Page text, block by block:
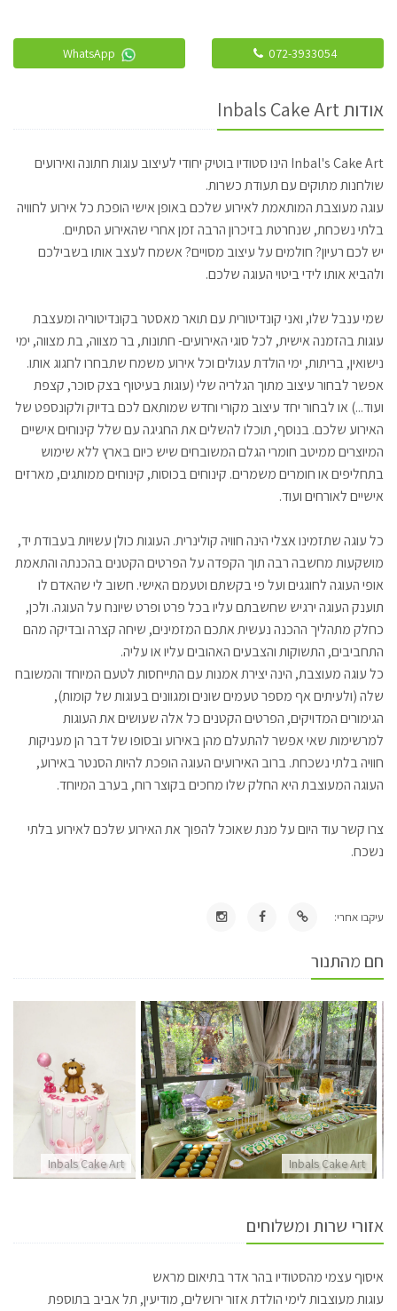
072-3933054
אודות Inbals Cake Art
Inbal's Cake Art הינו סטודיו בוטיק יחודי לעיצוב עוגות חתונה ואירועים
שולחנות מתוקים עם תעודת כשרות.
עוגה מעוצבת המותאמת לאירוע שלכם באופן אישי הופכת כל אירוע לחוויה
בלתי נשכחת, שנחרטת בזיכרון הרבה זמן אחרי שהאירוע הסתיים.
יש לכם רעיון? חולמים על עיצוב מסויים? אשמח לעצב אותו בשבילכם
ולהביא אותו לידי ביטוי העוגה שלכם.
שמי ענבל שלו, ואני קונדיטורית עם תואר מאסטר בקונדיטוריה ומעצבת
עוגות בהזמנה אישית, לכל סוגי האירועים- חתונות, בר מצווה, בת מצווה, ימי
נישואין, בריתות, ימי הולדת עגולים וכל אירוע משמח שתבחרו לחגוג אותו.
אפשר לבחור עיצוב מתוך הגלריה שלי (עוגות בעיטוף בצק סוכר, קצפת
ועוד...) או לבחור יחד עיצוב מקורי וחדש שמותאם לכם בדיוק ולקונספט של
האירוע שלכם. בנוסף, תוכלו להשלים את החגיגה עם שלל קינוחים אישיים
המיוצרים ממיטב חומרי הגלם המשובחים שיש כיום בארץ ללא שימוש
בתחליפים או חומרים משמרים. קינוחים בכוסות, קינוחים ממותגים, מארזים
אישיים לאורחים ועוד.
כל עוגה שתזמינו אצלי הינה חוויה קולינרית. העוגות כולן עשויות בעבודת יד,
מושקעות מחשבה רבה תוך הקפדה על הפרטים הקטנים בהכנתה והתאמת
אופי העוגה לחוגגים ועל פי בקשתם וטעמם האישי. חשוב לי שהאדם לו
תוענק העוגה ירגיש שחשבתם עליו בכל פרט ופרט שיונח על העוגה. ולכן,
כחלק מתהליך ההכנה נעשית אתכם המזמינים, שיחה קצרה ובדיקה מהם
התחביבים, התשוקות והצבעים האהובים עליו או עליה.
כל עוגה מעוצבת, הינה יצירת אמנות עם התייחסות לטעם המיוחד והמשובח
שלה (ולעיתים אף מספר טעמים שונים ומגוונים בעוגות של קומות),
הגימורים המדויקים, הפרטים הקטנים כל אלה שעושים את העוגות
למרשימות שאי אפשר להתעלם מהן באירוע ובסופו של דבר הן מעניקות
חוויה בלתי נשכחת. ברוב האירועים העוגה הופכת להיות הסנטר באירוע,
העוגה המעוצבת היא החלק שלו מחכים בקוצר רוח, בערב המיוחד.
צרו קשר עוד היום על מנת שאוכל להפוך את האירוע שלכם לאירוע בלתי
נשכח.
עיקבו אחרי:
חם מהתנור
Inbals Cake Art
Inbals Cake Art
אזורי שרות ומשלוחים
איסוף עצמי מהסטודיו בהר אדר בתיאום מראש
עוגות מעוצבות לימי הולדת אזור ירושלים, מודיעין, תל אביב בתוספת